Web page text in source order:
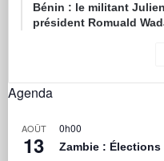
Bénin : le militant
président Romuald
Agenda
AOÛT
13
0h00
Zambie : Élections